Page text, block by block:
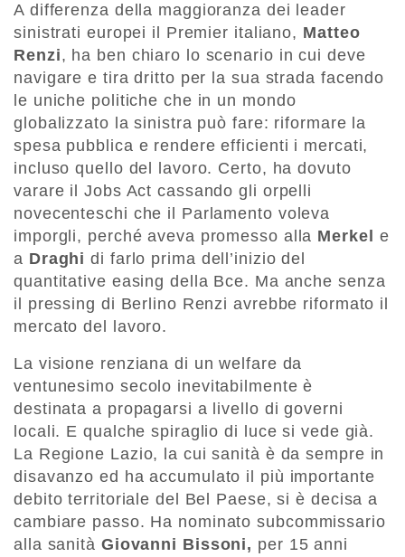
A differenza della maggioranza dei leader
sinistrati europei il Premier italiano, Matteo
Renzi, ha ben chiaro lo scenario in cui deve
navigare e tira dritto per la sua strada facendo
le uniche politiche che in un mondo
globalizzato la sinistra può fare: riformare la
spesa pubblica e rendere efficienti i mercati,
incluso quello del lavoro. Certo, ha dovuto
varare il Jobs Act cassando gli orpelli
novecenteschi che il Parlamento voleva
imporgli, perché aveva promesso alla Merkel
e
a Draghi di farlo prima dell’inizio del
quantitative easing della Bce. Ma anche senza
il pressing di Berlino Renzi avrebbe riformato il
mercato del lavoro.
La visione renziana di un welfare da
ventunesimo secolo inevitabilmente è
destinata a propagarsi a livello di governi
locali. E qualche spiraglio di luce si vede già.
La Regione Lazio, la cui sanità è da sempre in
disavanzo ed ha accumulato il più importante
debito territoriale del Bel Paese, si è decisa a
cambiare passo. Ha nominato subcommissario
alla sanità Giovanni Bissoni, per 15 anni